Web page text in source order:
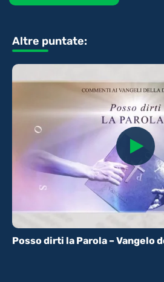
Altre puntate:
Posso dirti la Parola – Vangelo